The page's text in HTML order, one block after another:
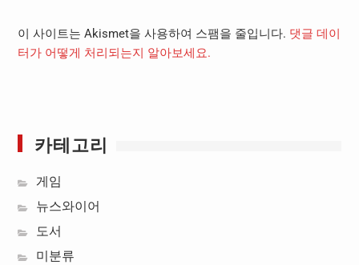
이 사이트는 Akismet을 사용하여 스팸을 줄입니다. 댓글 데이
터가 어떻게 처리되는지 알아보세요.
카테고리
게임
뉴스와이어
도서
미분류